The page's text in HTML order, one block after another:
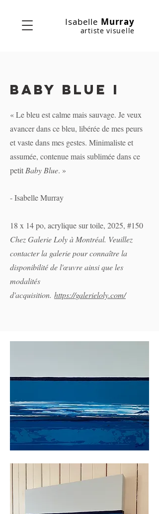
Isabelle Murray
artiste visuelle
Baby blue I
« Le bleu est calme mais sauvage. Je veux
avancer dans ce bleu, libérée de mes peurs
et vaste dans mes gestes. Minimaliste et
assumée, contenue mais sublimée dans ce
petit Baby Blue. »
- Isabelle Murray
18 x 14 po, acrylique sur toile, 2025, #150
Chez Galerie Loly à Montréal. Veuillez
contacter la galerie pour connaître la
disponibilité de l'œuvre ainsi que les
modalités
d'acquisition. https://galerieloly.com/